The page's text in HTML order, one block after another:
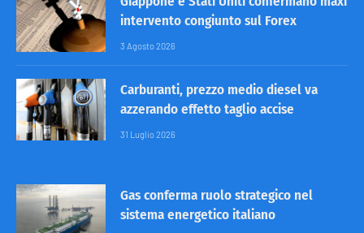
intervento congiunto sul Forex
3 Agosto 2026
Carburanti, prezzo medio diesel va
azzerando effetto taglio accise
31 Luglio 2026
Gas conferma ruolo strategico nel
sistema energetico italiano